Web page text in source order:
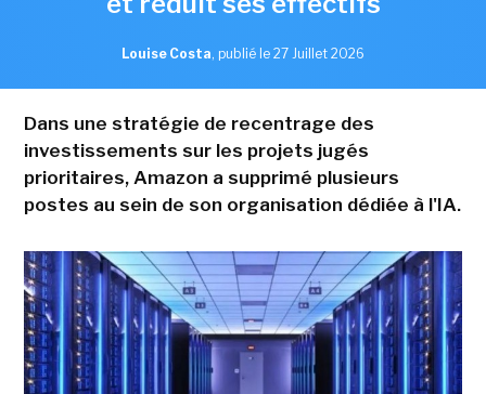
Louise Costa, publié le 27 Juillet 2026
Dans une stratégie de recentrage des
investissements sur les projets jugés
prioritaires, Amazon a supprimé plusieurs
postes au sein de son organisation dédiée à l'IA.